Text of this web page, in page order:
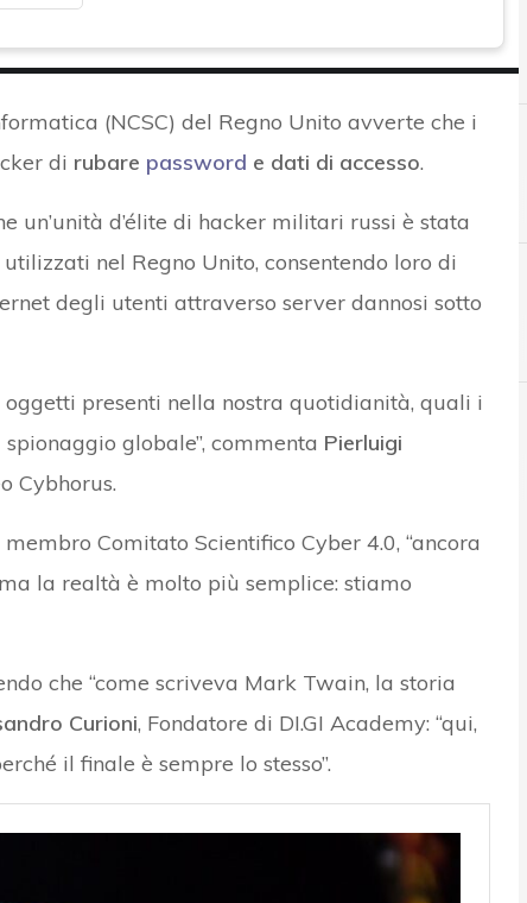
(NCSC) del Regno Unito avverte che i
di rubare password e dati di accesso.
un’unità d’élite di hacker militari russi è stata
nel Regno Unito, consentendo loro di
degli utenti attraverso server dannosi sotto
presenti nella nostra quotidianità, quali i
globale”, commenta Pierluigi
Cybhorus.
Comitato Scientifico Cyber 4.0, “ancora
la realtà è molto più semplice: stiamo
che “come scriveva Mark Twain, la storia
Curioni, Fondatore di DI.GI Academy: “qui,
il finale è sempre lo stesso”.
hacker e Malware: le ultime news in tempo reale e gli